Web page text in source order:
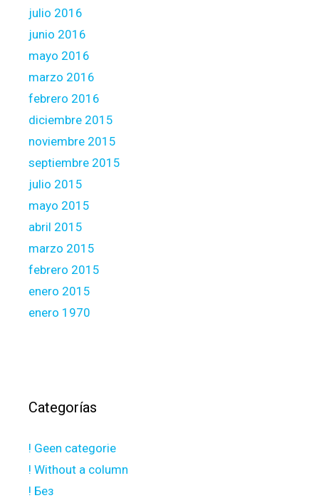
julio 2016
junio 2016
mayo 2016
marzo 2016
febrero 2016
diciembre 2015
noviembre 2015
septiembre 2015
julio 2015
mayo 2015
abril 2015
marzo 2015
febrero 2015
enero 2015
enero 1970
Categorías
! Geen categorie
! Without a column
! Без